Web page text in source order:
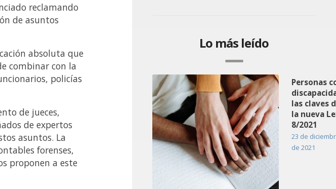
reclamando
de asuntos
absoluta que
combinar con la
policías
de jueces,
de expertos
asuntos. La
forenses,
proponen a este
Lo más leído
Personas
las claves
la nueva
8/2021
23 de
de 2021